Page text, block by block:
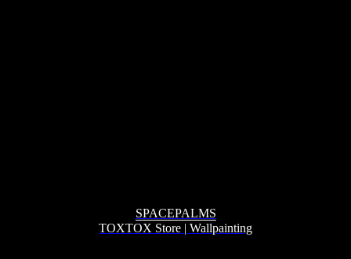
SPACEPALMS
TOXTOX Store | Wallpainting